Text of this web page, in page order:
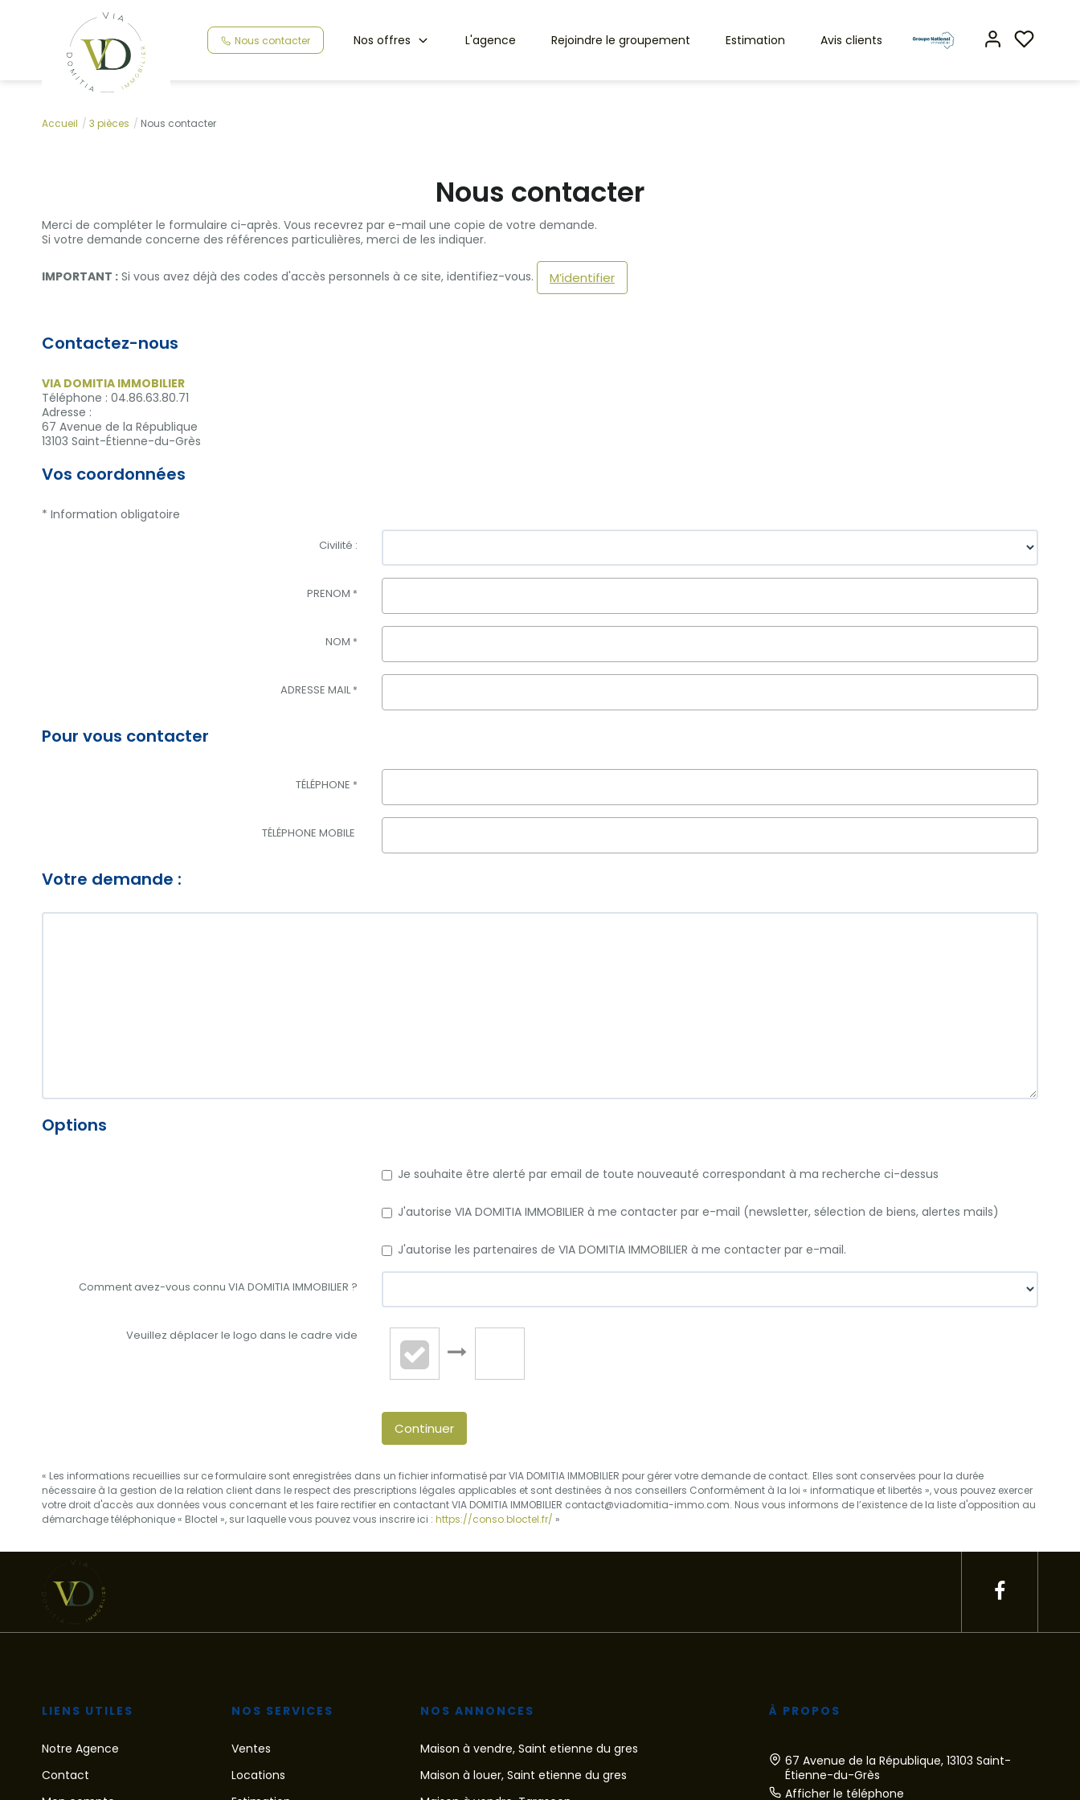
Nous contacter Nos offres L'agence Rejoindre le groupement Estimation Avis clients
Accueil 3 pièces Nous contacter
Nous contacter
Merci de compléter le formulaire ci-après. Vous recevrez par e-mail une copie de votre demande.
Si votre demande concerne des références particulières, merci de les indiquer.
IMPORTANT : Si vous avez déjà des codes d'accès personnels à ce site, identifiez-vous. M’identifier
Contactez-nous
VIA DOMITIA IMMOBILIER
Téléphone : 04.86.63.80.71
Adresse :
67 Avenue de la République
13103 Saint-Étienne-du-Grès
Vos coordonnées
* Information obligatoire
Civilité :
PRENOM *
NOM *
ADRESSE MAIL*
Pour vous contacter
TÉLÉPHONE *
TÉLÉPHONE MOBILE
Votre demande :
Options
Je souhaite être alerté par email de toute nouveauté correspondant à ma recherche ci-dessus
J'autorise VIA DOMITIA IMMOBILIER à me contacter par e-mail (newsletter, sélection de biens, alertes mails)
J'autorise les partenaires de VIA DOMITIA IMMOBILIER à me contacter par e-mail.
Comment avez-vous connu VIA DOMITIA IMMOBILIER ?
Veuillez déplacer le logo dans le cadre vide
Continuer
« Les informations recueillies sur ce formulaire sont enregistrées dans un fichier informatisé par VIA DOMITIA IMMOBILIER pour gérer votre demande de contact. Elles sont conservées pour la durée
nécessaire à la gestion de la relation client dans le respect des prescriptions légales applicables et sont destinées à nos conseillers Conformément à la loi « informatique et libertés », vous pouvez exercer
votre droit d'accès aux données vous concernant et les faire rectifier en contactant VIA DOMITIA IMMOBILIER contact@viadomitia-immo.com. Nous vous informons de l’existence de la liste d'opposition au
démarchage téléphonique « Bloctel », sur laquelle vous pouvez vous inscrire ici : https://conso.bloctel.fr/ »
LIENS UTILES
Notre Agence
Contact
NOS SERVICES
Ventes
Locations
NOS ANNONCES
Maison à vendre, Saint etienne du gres
Maison à louer, Saint etienne du gres
À PROPOS
67 Avenue de la République, 13103 Saint-
Étienne-du-Grès
Afficher le téléphone